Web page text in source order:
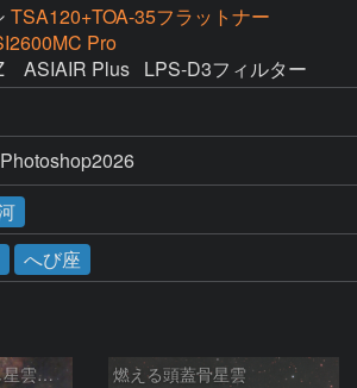
TSA120+TOA-35フラットナー
Pro
ASIAIR Plus   LPS-D3フィルター
へび座
SH2‑54、M16（わし星雲）、M17（オメガ星雲） 燃える頭蓋骨星雲